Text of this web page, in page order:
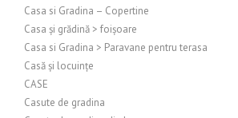
Casa si Gradina – Copertine
Casa și grădină > foișoare
Casa si Gradina > Paravane pentru terasa
Casă și locuințe
CASE
Casute de gradina